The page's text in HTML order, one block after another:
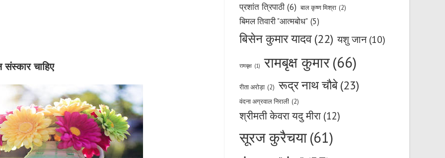
चाहिए
प्रशांत त्रिपाठी (6) बाल कृष्ण मिश्रा (2)
बिमल तिवारी "आत्मबोध" (5)
बिसेन कुमार यादव(22) यशु जान (10)
रामबृक्ष (1) रामबृक्ष कुमार(66)
रीता अरोड़ा (2) रूद्र नाथ चौबे(23)
वंदना अग्रवाल निराली (2)
श्रीमती केवरा यदु मीरा (12)
सूरज कुरैचया(61)